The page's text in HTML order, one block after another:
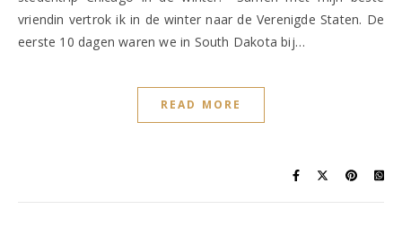
vriendin vertrok ik in de winter naar de Verenigde Staten. De
eerste 10 dagen waren we in South Dakota bij…
READ MORE